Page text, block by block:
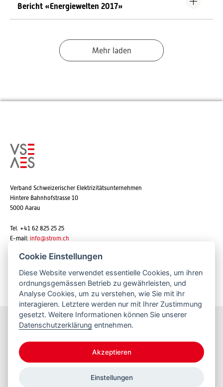
Bericht «Energiewelten 2017»
Mehr laden
Verband Schweizerischer Elektrizitätsunternehmen
Hintere Bahnhofstrasse 10
5000 Aarau
Tel. +41 62 825 25 25
E-mail: info@strom.ch
Newsletter abonnieren
Bleiben Sie informiert
© 2026 VSE
Cookie Einstellungen
Diese Website verwendet essentielle Cookies, um ihren
ordnungsgemässen Betrieb zu gewährleisten, und
Analyse Cookies, um zu verstehen, wie Sie mit ihr
interagieren. Letztere werden nur mit Ihrer Zustimmung
gesetzt. Weitere Informationen können Sie unserer
Datenschutzerklärung entnehmen.
Akzeptieren
Einstellungen